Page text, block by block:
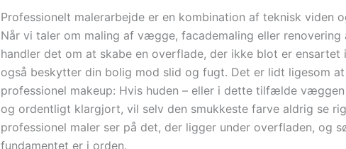
Professionelt malerarbejde er en kombination af teknisk viden
Når vi taler om maling af vægge, facademaling eller renovering
handler det om at skabe en overflade, der ikke blot er ensartet
også beskytter din bolig mod slid og fugt. Det er lidt ligesom
professionel makeup: Hvis huden – eller i dette tilfælde
og ordentligt klargjort, vil selv den smukkeste farve aldrig se
professionel maler ser på det, der ligger under overfladen, og
fundamentet er i orden.